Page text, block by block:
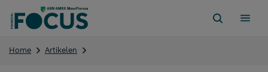
naar
Home Artikelen